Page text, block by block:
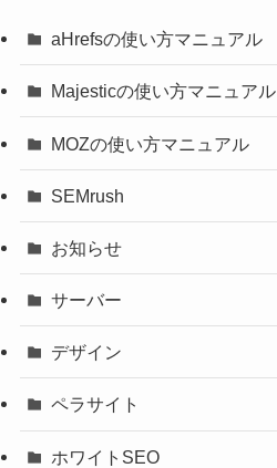
aHrefsの使い方マニュアル
Majesticの使い方マニュアル
MOZの使い方マニュアル
SEMrush
お知らせ
サーバー
デザイン
ペラサイト
ホワイトSEO